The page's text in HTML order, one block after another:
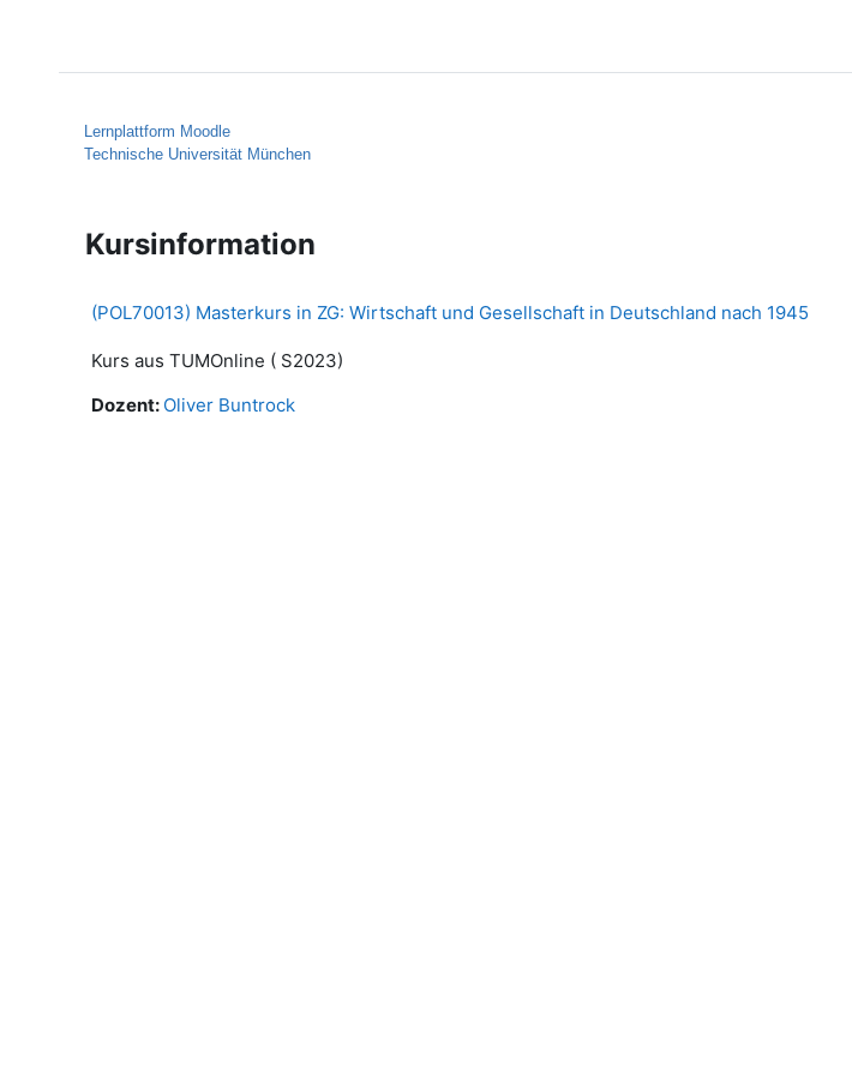
Lernplattform Moodle
Technische Universität München
Kursinformation
(POL70013) Masterkurs in ZG: Wirtschaft und Gesellschaft in Deutschland nach 1945
Kurs aus TUMOnline ( S2023)
Dozent: Oliver Buntrock